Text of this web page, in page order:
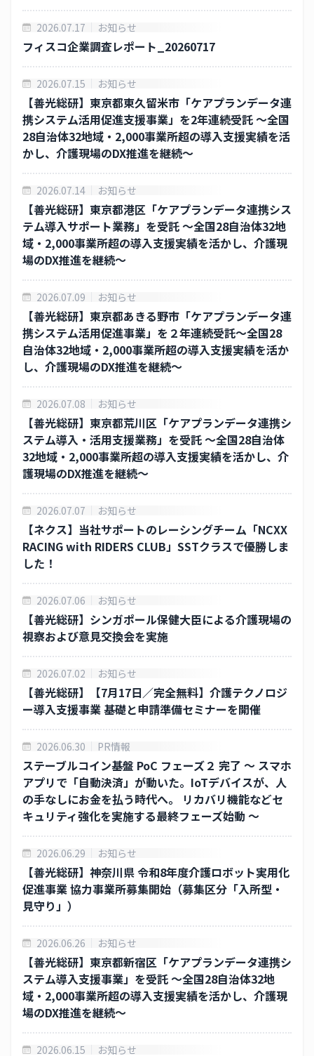
電子公告
免責事項
ニュースリリース
ニュースリリース一覧
IR ライブラリー
IR カレンダー
採用情報
CAICAグループ 採用サイト
その他
お問合わせ
個人情報保護方針
保有個人データ又は第三者提供記録に関する周知
情報セキュリティ保護方針
2026.07.17 お知らせ
フィスコ企業調査レポート_20260717
2026.07.15 お知らせ
【善光総研】東京都東久留米市「ケアプランデータ連
携システム活用促進支援事業」を2年連続受託 ～全国
28自治体32地域・2,000事業所超の導入支援実績を活
かし、介護現場のDX推進を継続～
2026.07.14 お知らせ
【善光総研】東京都港区「ケアプランデータ連携シス
テム導入サポート業務」を受託 ～全国28自治体32地
域・2,000事業所超の導入支援実績を活かし、介護現
場のDX推進を継続～
2026.07.09 お知らせ
【善光総研】東京都あきる野市「ケアプランデータ連
携システム活用促進事業」を２年連続受託～全国28
自治体32地域・2,000事業所超の導入支援実績を活か
し、介護現場のDX推進を継続～
2026.07.08 お知らせ
【善光総研】東京都荒川区「ケアプランデータ連携シ
ステム導入・活用支援業務」を受託 ～全国28自治体
32地域・2,000事業所超の導入支援実績を活かし、介
護現場のDX推進を継続～
2026.07.07 お知らせ
【ネクス】当社サポートのレーシングチーム「NCXX
RACING with RIDERS CLUB」SSTクラスで優勝しま
した！
2026.07.06 お知らせ
【善光総研】シンガポール保健大臣による介護現場の
視察および意見交換会を実施
2026.07.02 お知らせ
【善光総研】【7月17日／完全無料】介護テクノロジ
ー導入支援事業 基礎と申請準備セミナーを開催
2026.06.30 PR情報
ステーブルコイン基盤 PoC フェーズ２ 完了 〜 スマホ
アプリで「自動決済」が動いた。IoTデバイスが、人
の手なしにお金を払う時代へ。 リカバリ機能などセ
キュリティ強化を実施する最終フェーズ始動 〜
2026.06.29 お知らせ
【善光総研】神奈川県 令和8年度介護ロボット実用化
促進事業 協力事業所募集開始（募集区分「入所型・
見守り」）
2026.06.26 お知らせ
【善光総研】東京都新宿区「ケアプランデータ連携シ
ステム導入支援事業」を受託 ～全国28自治体32地
域・2,000事業所超の導入支援実績を活かし、介護現
場のDX推進を継続～
2026.06.15 お知らせ